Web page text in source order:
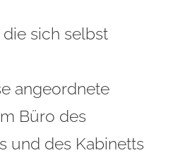
sich selbst
angeordnete
Büro des
und des Kabinetts